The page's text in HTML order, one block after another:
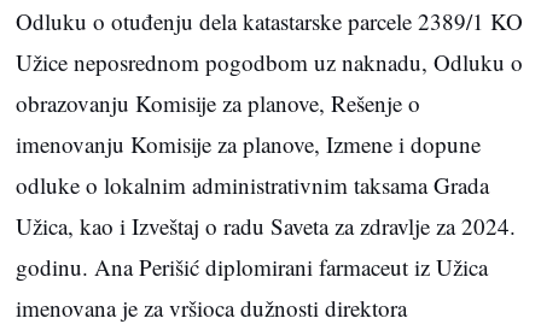
Odluku o otuđenju dela katastarske parcele 2389/1 KO
Užice neposrednom pogodbom uz naknadu, Odluku o
obrazovanju Komisije za planove, Rešenje o
imenovanju Komisije za planove, Izmene i dopune
odluke o lokalnim administrativnim taksama Grada
Užica, kao i Izveštaj o radu Saveta za zdravlje za 2024.
godinu. Ana Perišić diplomirani farmaceut iz Užica
imenovana je za vršioca dužnosti direktora